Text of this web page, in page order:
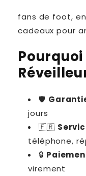
fans de foot,
cadeaux pour
🛡
jours
🇫🇷
téléphone,
🔒
virement